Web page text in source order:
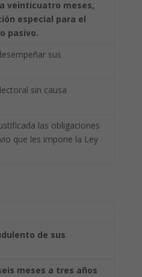
veinticuatro meses,
especial para el
pasivo.
sus
sin causa
las obligaciones
que les impone la Ley
de sus
meses a tres años